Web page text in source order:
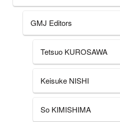
GMJ Editors
Tetsuo KUROSAWA
Keisuke NISHI
So KIMISHIMA